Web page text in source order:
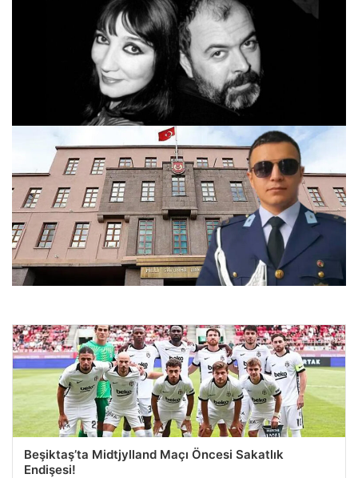
Gülriz Sururi-Engin Cezzar Tiyatro Teşvik Ödülü’nün
sahipleri belirlendi
24.07.2026 12:24
MSB, Harbiyeli Veli Bilgin’in Ölümüyle İlgili İncelemeleri
Sürdürüyor
23.07.2026 13:24
Beşiktaş’ta Midtjylland Maçı Öncesi Sakatlık
Endişesi!